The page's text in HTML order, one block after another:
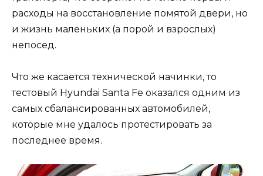
расходы на восстановление помятой двери, но
и жизнь маленьких (а порой и взрослых)
непосед.
Что же касается технической начинки, то
тестовый Hyundai Santa Fe оказался одним из
самых сбалансированных автомобилей,
которые мне удалось протестировать за
последнее время.